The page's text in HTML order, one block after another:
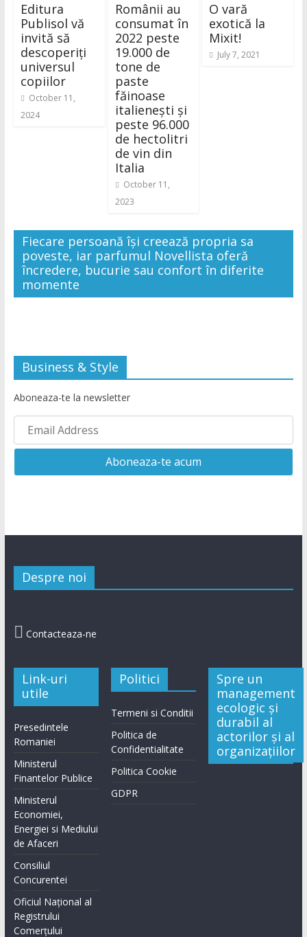
Editura
Publisol vă
invită să
descoperiți
universul
copiilor
October 11,
2024
Românii au
consumat în
2022 peste
19.000 de
tone de
paste
făinoase
italienești și
peste 96.000
de hectolitri
de vin din
Italia
October 11,
2023
O vară
exotică la
Mixit!
July 7, 2021
Fiecare persoană își creează propria sa
poveste, iar parfumul Novellista oferă
încredere, bucurie sau confort în diferite
momente
Business & Style
Aboneaza-te la newsletter
Despre noi
 Contacteaza-ne
Link-uri
utile
Presedintele
Romaniei
Ministerul
Finantelor Publice
Ministerul
Economiei,
Energiei si Mediului
de Afaceri
Consiliul
Concurentei
Oficiul Național al
Registrului
Comerțului
Politici
Termeni si Conditii
Politica de
Confidentialitate
Politica Cookie
GDPR
Spre un
management
ecologic și
durabil al
actorilor și al
organizațiilor